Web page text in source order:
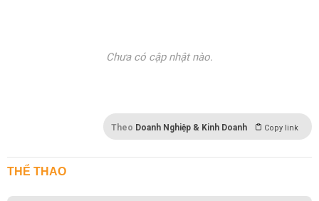
Chưa có cập nhật nào.
Theo Doanh Nghiệp & Kinh Doanh Copy link
THỂ THAO